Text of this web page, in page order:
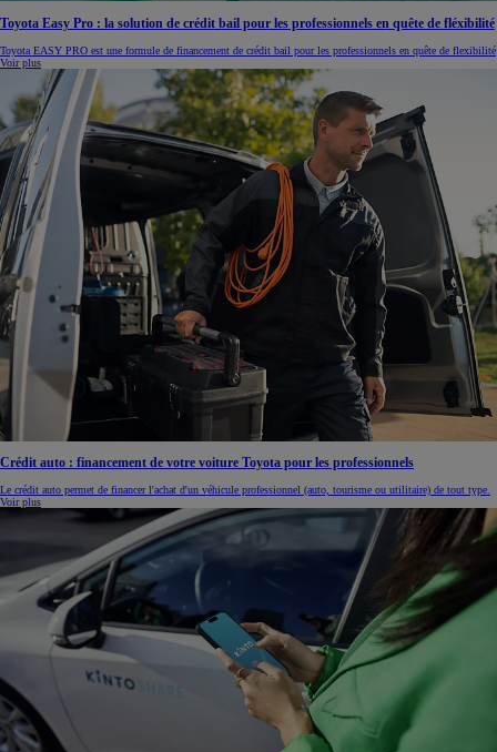
Toyota Easy Pro : la solution de crédit bail pour les professionnels en quête de fléxibilité
Toyota EASY PRO est une formule de financement de crédit bail pour les professionnels en quête de flexibilité
Voir plus
Crédit auto : financement de votre voiture Toyota pour les professionnels
Le crédit auto permet de financer l'achat d'un véhicule professionnel (auto, tourisme ou utilitaire) de tout type.
Voir plus